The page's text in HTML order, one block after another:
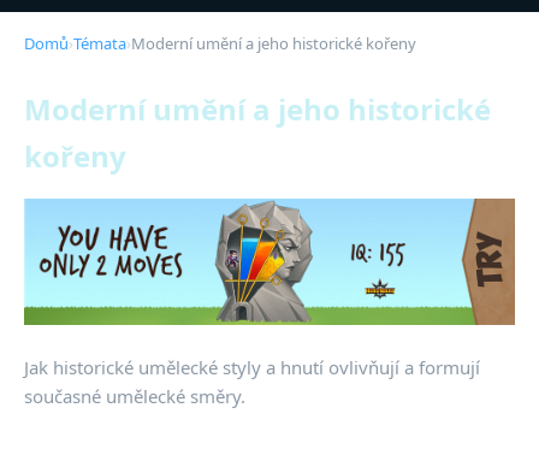
Domů›Témata›Moderní umění a jeho historické kořeny
Moderní umění a jeho historické
kořeny
Jak historické umělecké styly a hnutí ovlivňují a formují
současné umělecké směry.